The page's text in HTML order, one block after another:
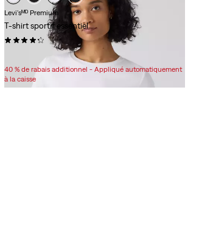
Levi'sᴹᴰ Premium
T-shirt sportif essentiel
(39)
Price
is
Price
40 % de rabais additionnel - Appliqué automatiquement
à la caisse